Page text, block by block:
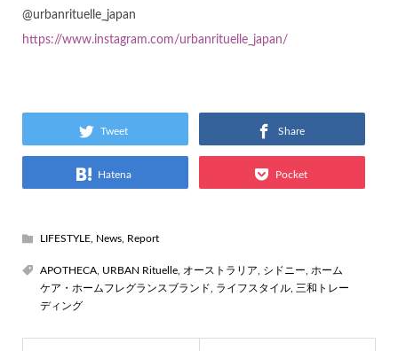
@urbanrituelle_japan
https://www.instagram.com/urbanrituelle_japan/
Tweet Share
Hatena Pocket
LIFESTYLE, News, Report
APOTHECA, URBAN Rituelle, オーストラリア, シドニー, ホーム
ケア・ホームフレグランスブランド, ライフスタイル, 三和トレー
ディング